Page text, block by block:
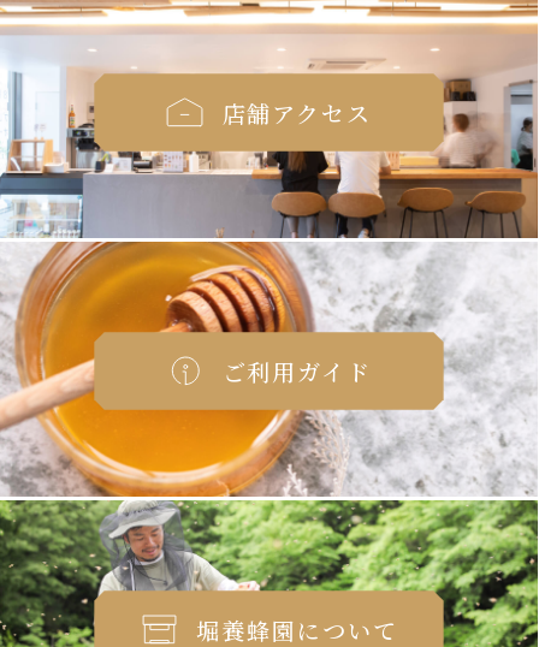
店舗アクセス
ご利用ガイド
堀養蜂園について